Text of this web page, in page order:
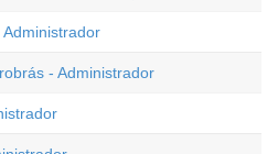
Administrador
- Administrador